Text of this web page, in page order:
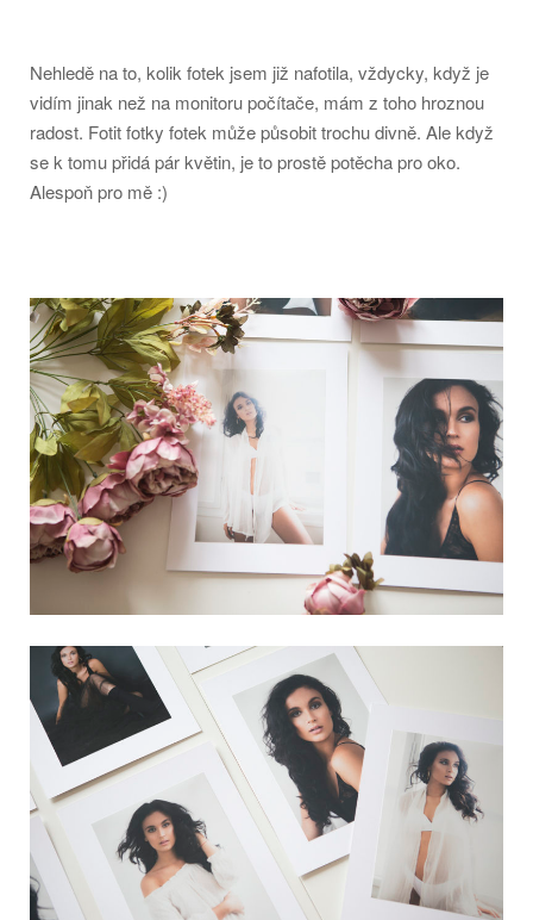
Nehledě na to, kolik fotek jsem již nafotila, vždycky, když je
vidím jinak než na monitoru počítače, mám z toho hroznou
radost. Fotit fotky fotek může působit trochu divně. Ale když
se k tomu přidá pár květin, je to prostě potěcha pro oko.
Alespoň pro mě :)